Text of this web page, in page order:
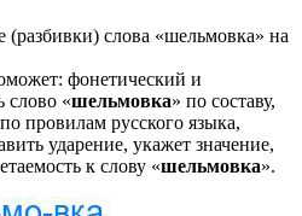
слова «шельмовка» на
фонетический и
слово «шельмовка» по составу,
провилам русского языка,
ударение, укажет значение,
к слову «шельмовка».